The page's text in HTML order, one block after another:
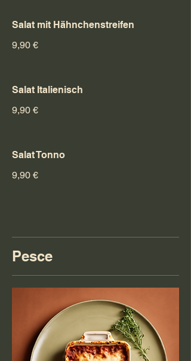
Salat mit Hähnchenstreifen
9,90 €
Salat Italienisch
9,90 €
Salat Tonno
9,90 €
Pesce